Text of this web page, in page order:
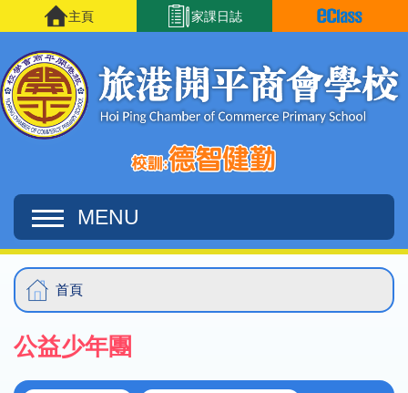
移至主內容 家課日誌
主頁
MENU
Main
navigation
導
航
連
結
首頁
公益少年團